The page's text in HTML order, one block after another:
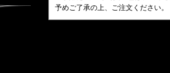
予めご了承の上、ご注文ください。